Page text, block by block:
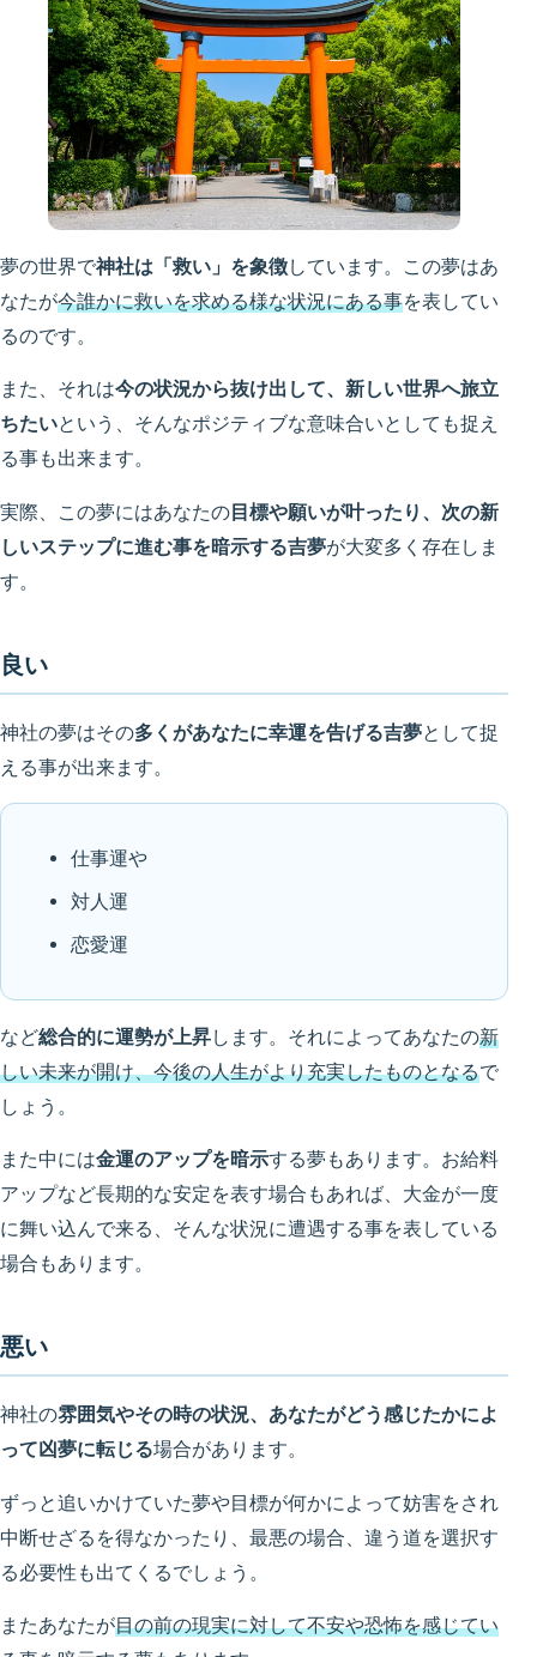
夢の世界で神社は「救い」を象徴しています。この夢はあ
なたが今誰かに救いを求める様な状況にある事を表してい
るのです。
また、それは今の状況から抜け出して、新しい世界へ旅立
ちたいという、そんなポジティブな意味合いとしても捉え
る事も出来ます。
実際、この夢にはあなたの目標や願いが叶ったり、次の新
しいステップに進む事を暗示する吉夢が大変多く存在しま
す。
良い
神社の夢はその多くがあなたに幸運を告げる吉夢として捉
える事が出来ます。
仕事運や
対人運
恋愛運
など総合的に運勢が上昇します。それによってあなたの新
しい未来が開け、今後の人生がより充実したものとなるで
しょう。
また中には金運のアップを暗示する夢もあります。お給料
アップなど長期的な安定を表す場合もあれば、大金が一度
に舞い込んで来る、そんな状況に遭遇する事を表している
場合もあります。
悪い
神社の雰囲気やその時の状況、あなたがどう感じたかによ
って凶夢に転じる場合があります。
ずっと追いかけていた夢や目標が何かによって妨害をされ
中断せざるを得なかったり、最悪の場合、違う道を選択す
る必要性も出てくるでしょう。
またあなたが目の前の現実に対して不安や恐怖を感じてい